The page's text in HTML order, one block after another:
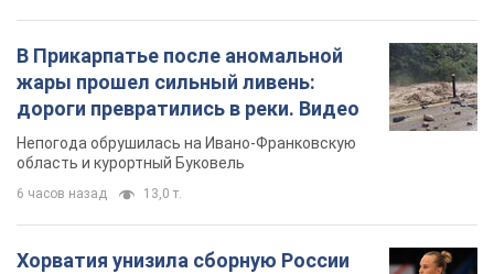
В Прикарпатье после аномальной
жары прошел сильный ливень:
дороги превратились в реки. Видео
Непогода обрушилась на Ивано-Франковскую
область и курортный Буковель
6 часов назад 13,0 т.
Хорватия унизила сборную России